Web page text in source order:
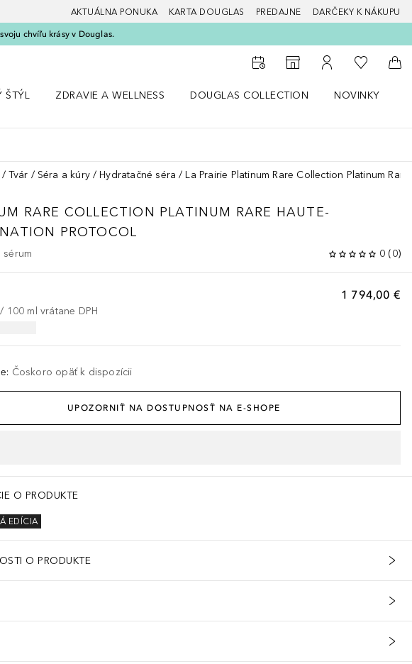
AKTUÁLNA PONUKA KARTA DOUGLAS PREDAJNE DARČEKY K NÁKUPU
chvíľu krásy v Douglas.
Do vyhľadávača predajní
Do môjho účtu
Do môjho
Do
ŠTÝL
ZDRAVIE A WELLNESS
DOUGLAS COLLECTION
NOVINKY
Tvár Séra a kúry Hydratačné séra La Prairie Platinum Rare Collection Platinum
RARE COLLECTION PLATINUM RARE HAUTE-
PROTOCOL
sérum 0 (0)
1 794,00 €
/ 100 ml vrátane DPH
: Čoskoro opäť k dispozícii
UPOZORNIŤ NA DOSTUPNOSŤ NA E-SHOPE
O PRODUKTE
EDÍCIA
O PRODUKTE
aktuálnímu stavu výroby. Vzhledem k tomu, že naše receptury